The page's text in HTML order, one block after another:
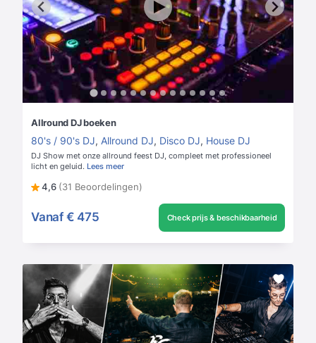
Allround DJ boeken
80's / 90's DJ, Allround DJ, Disco DJ, House DJ
DJ Show met onze allround feest DJ, compleet met professioneel
licht en geluid. Lees meer
4,6 (31 Beoordelingen)
Vanaf € 475 Check prijs & beschikbaarheid